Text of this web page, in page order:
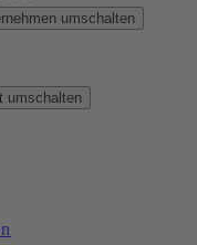
umschalten
umschalten